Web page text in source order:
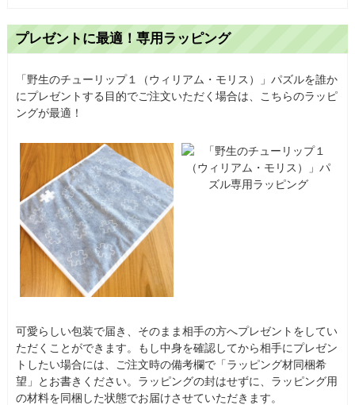
プレゼントに最適！専用ラッピング
「野生のチューリップ１（ウィリアム・モリス）」パズルを誰か
にプレゼントする目的でご注文いただく場合は、こちらのラッピ
ングが最適！
可愛らしい包装で届き、そのまま相手の方へプレゼントをしてい
ただくことができます。もし中身を確認してから相手にプレゼン
トしたい場合には、ご注文時の備考欄で「ラッピング材同梱希
望」とお書きください。ラッピングの封はせずに、ラッピング用
の材料を同梱した状態でお届けさせていただきます。